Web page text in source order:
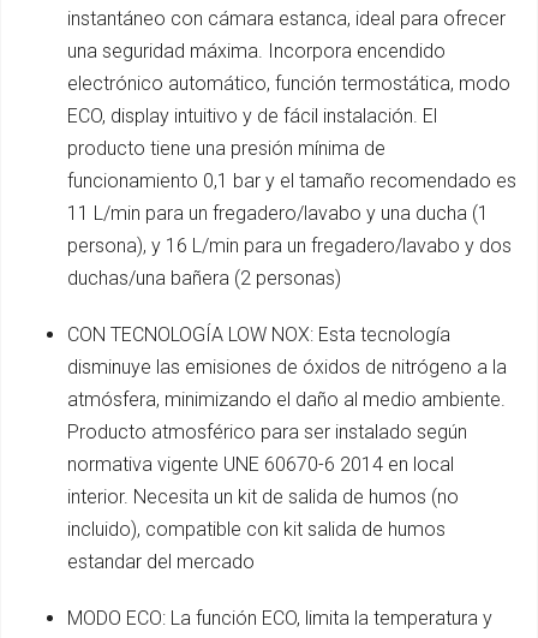
instantáneo con cámara estanca, ideal para ofrecer
una seguridad máxima. Incorpora encendido
electrónico automático, función termostática, modo
ECO, display intuitivo y de fácil instalación. El
producto tiene una presión mínima de
funcionamiento 0,1 bar y el tamaño recomendado es
11 L/min para un fregadero/lavabo y una ducha (1
persona), y 16 L/min para un fregadero/lavabo y dos
duchas/una bañera (2 personas)
CON TECNOLOGÍA LOW NOX: Esta tecnología
disminuye las emisiones de óxidos de nitrógeno a la
atmósfera, minimizando el daño al medio ambiente.
Producto atmosférico para ser instalado según
normativa vigente UNE 60670-6 2014 en local
interior. Necesita un kit de salida de humos (no
incluido), compatible con kit salida de humos
estandar del mercado
MODO ECO: La función ECO, limita la temperatura y